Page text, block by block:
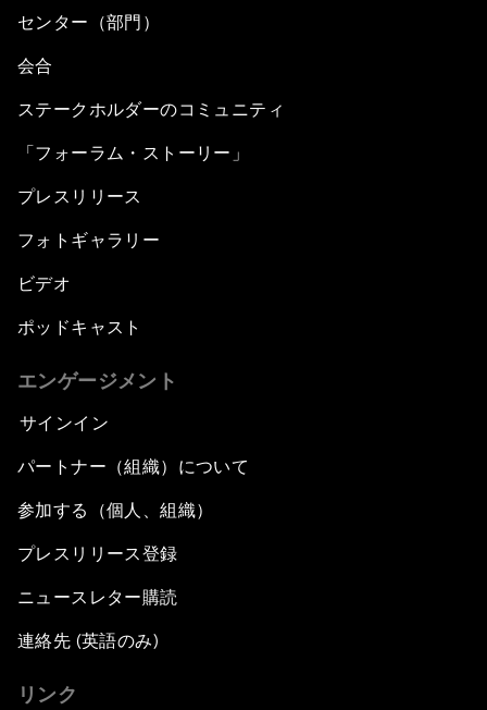
センター（部門）
会合
ステークホルダーのコミュニティ
「フォーラム・ストーリー」
プレスリリース
フォトギャラリー
ビデオ
ポッドキャスト
エンゲージメント
サインイン
パートナー（組織）について
参加する（個人、組織）
プレスリリース登録
ニュースレター購読
連絡先 (英語のみ)
リンク